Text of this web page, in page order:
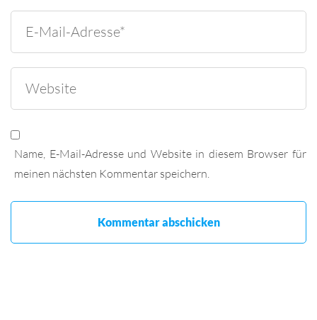
Name, E-Mail-Adresse und Website in diesem Browser für
meinen nächsten Kommentar speichern.